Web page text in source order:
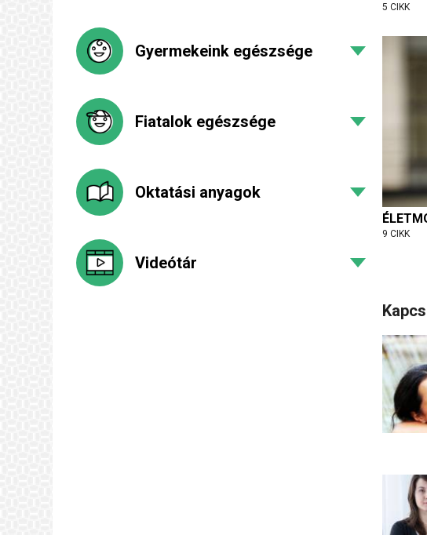
Gyermekeink egészsége
Fiatalok egészsége
Oktatási anyagok
Videótár
5 CIKK
9 CIKK